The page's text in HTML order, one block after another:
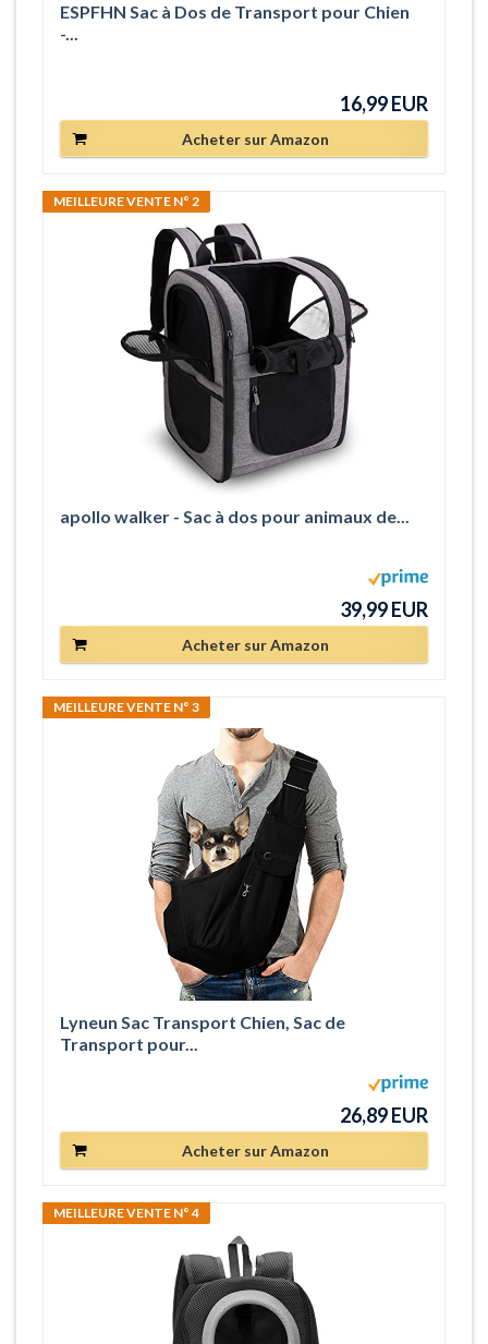
ESPFHN Sac à Dos de Transport pour Chien
-...
16,99 EUR
Acheter sur Amazon
MEILLEURE VENTE N° 2
apollo walker - Sac à dos pour animaux de...
39,99 EUR
Acheter sur Amazon
MEILLEURE VENTE N° 3
Lyneun Sac Transport Chien, Sac de
Transport pour...
26,89 EUR
Acheter sur Amazon
MEILLEURE VENTE N° 4